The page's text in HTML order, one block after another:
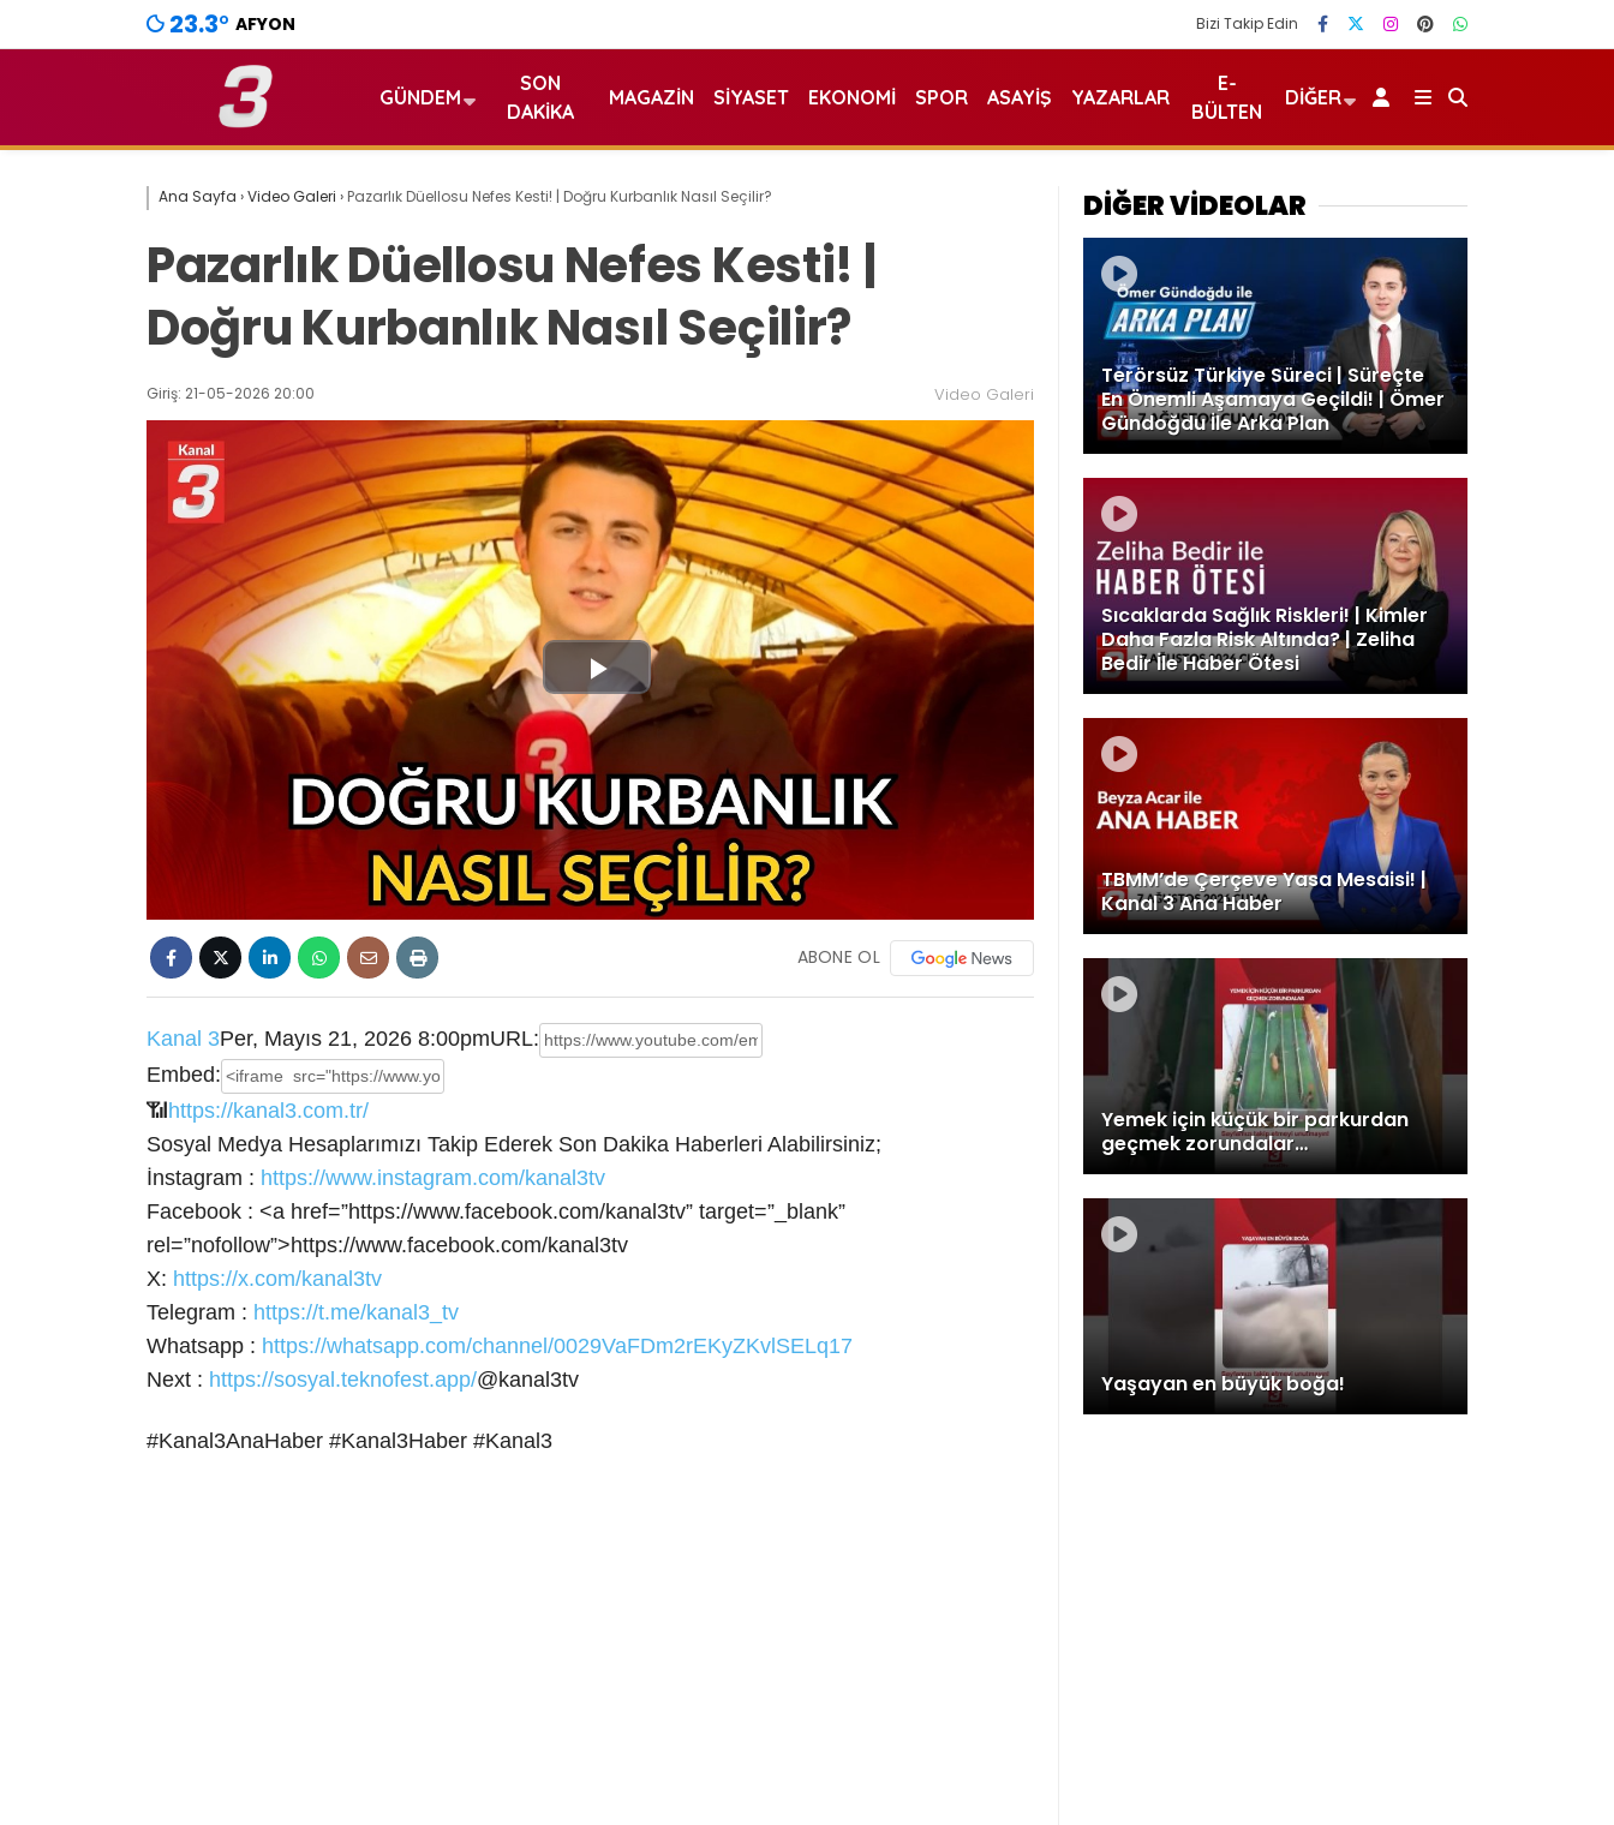
23.3° AFYON Bizi Takip Edin
GÜNDEM
SON
DAKIKA
MAGAZIN SIYASET EKONOMI SPOR ASAYIŞ YAZARLAR
E-
BÜLTEN
DIĞER
Ana Sayfa ›Video Galeri › Pazarlık Düellosu Nefes Kesti! | Doğru Kurbanlık Nasıl Seçilir?
Pazarlık Düellosu Nefes Kesti! |
Doğru Kurbanlık Nasıl Seçilir?
Giriş: 21-05-2026 20:00 Video Galeri
Play
Video
ABONE OL
Kanal 3Per, Mayıs 21, 2026 8:00pmURL:
Embed:
📶https://kanal3.com.tr/
Sosyal Medya Hesaplarımızı Takip Ederek Son Dakika Haberleri Alabilirsiniz;
İnstagram : https://www.instagram.com/kanal3tv
Facebook : <a href=”https://www.facebook.com/kanal3tv” target=”_blank”
rel=”nofollow”>https://www.facebook.com/kanal3tv
X: https://x.com/kanal3tv
Telegram : https://t.me/kanal3_tv
Whatsapp : https://whatsapp.com/channel/0029VaFDm2rEKyZKvlSELq17
Next : https://sosyal.teknofest.app/@kanal3tv
#Kanal3AnaHaber #Kanal3Haber #Kanal3
DİĞER VİDEOLAR
Terörsüz Türkiye Süreci | Süreçte
En Önemli Aşamaya Geçildi! | Ömer
Gündoğdu İle Arka Plan
Sıcaklarda Sağlık Riskleri! | Kimler
Daha Fazla Risk Altında? | Zeliha
Bedir İle Haber Ötesi
TBMM’de Çerçeve Yasa Mesaisi! |
Kanal 3 Ana Haber
Yemek için küçük bir parkurdan
geçmek zorundalar…
Yaşayan en büyük boğa!